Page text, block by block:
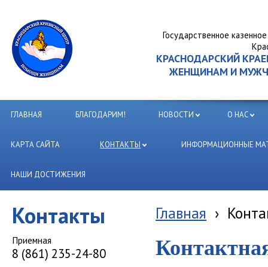
Государственное
КРАСНОДАРСКИЙ
ЖЕНЩИНАМ И
ГЛАВНАЯ БЛАГОДАРИМ! НОВОСТИ О НАС
КАРТА САЙТА КОНТАКТЫ ИНФОРМАЦИОННЫЕ
НАШИ ДОСТИЖЕНИЯ
Контакты
Приемная
8 (861) 235-24-80
Главная ›